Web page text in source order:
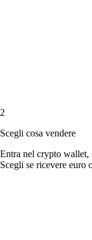
2
Scegli cosa vendere
Entra nel crypto wallet,
Scegli se ricevere euro